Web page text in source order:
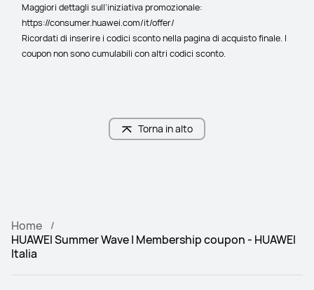
Maggiori dettagli sull’iniziativa promozionale:
https://consumer.huawei.com/it/offer/
Ricordati di inserire i codici sconto nella pagina di acquisto finale. I
coupon non sono cumulabili con altri codici sconto.
Torna in alto
Home
HUAWEI Summer Wave | Membership coupon - HUAWEI
Italia